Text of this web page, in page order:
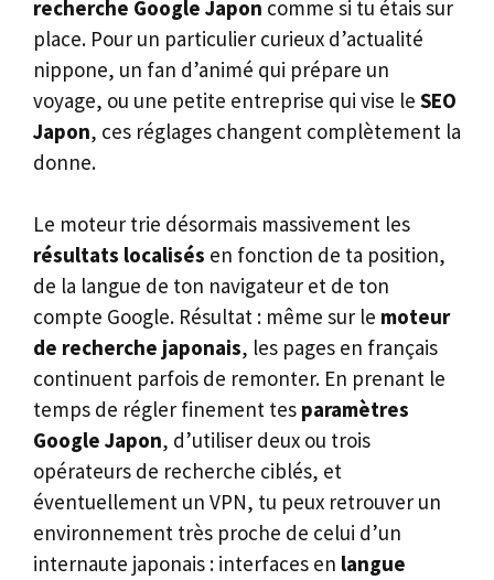
recherche Google Japon comme si tu étais sur
place. Pour un particulier curieux d’actualité
nippone, un fan d’animé qui prépare un
voyage, ou une petite entreprise qui vise le SEO
Japon, ces réglages changent complètement la
donne.
Le moteur trie désormais massivement les
résultats localisés en fonction de ta position,
de la langue de ton navigateur et de ton
compte Google. Résultat : même sur le moteur
de recherche japonais, les pages en français
continuent parfois de remonter. En prenant le
temps de régler finement tes paramètres
Google Japon, d’utiliser deux ou trois
opérateurs de recherche ciblés, et
éventuellement un VPN, tu peux retrouver un
environnement très proche de celui d’un
internaute japonais : interfaces en langue